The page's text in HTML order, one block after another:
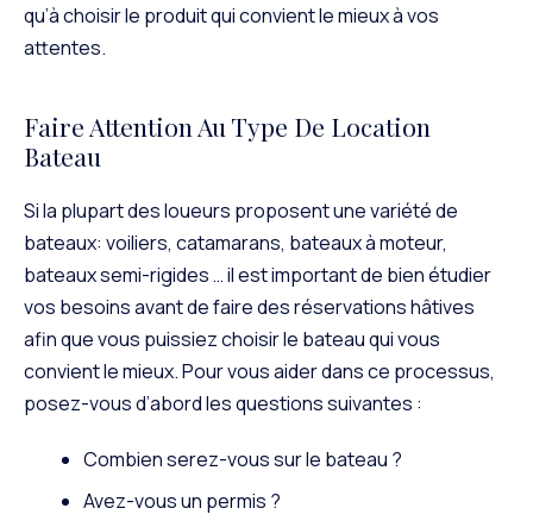
qu’à choisir le produit qui convient le mieux à vos
attentes.
Faire Attention Au Type De Location
Bateau
Si la plupart des loueurs proposent une variété de
bateaux: voiliers, catamarans, bateaux à moteur,
bateaux semi-rigides … il est important de bien étudier
vos besoins avant de faire des réservations hâtives
afin que vous puissiez choisir le bateau qui vous
convient le mieux. Pour vous aider dans ce processus,
posez-vous d’abord les questions suivantes :
Combien serez-vous sur le bateau ?
Avez-vous un permis ?